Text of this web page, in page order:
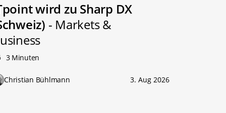
wird zu Sharp DX
- Markets &
3 Minuten
Christian Bühlmann 3. Aug 2026